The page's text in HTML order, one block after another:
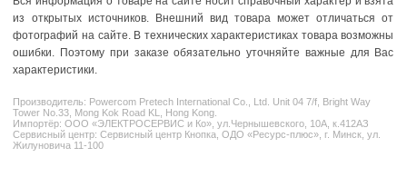
из открытых источников. Внешний вид товара может отличаться от
фотографий на сайте. В технических характеристиках товара возможны
ошибки. Поэтому при заказе обязательно уточняйте важные для Вас
характеристики.
Производитель: Powercom Pretech International Co., Ltd. Unit 04 7/f, Bright Way
Tower No.33, Mong Kok Road KL, Hong Kong.
Импортёр: ООО «ЭЛЕКТРОСЕРВИС и Ко», ул.Чернышевского, 10А, к.412АЗ
Сервисный центр: Сервисный центр Кнопка, ОДО «Ресурс-плюс», г. Минск, ул.
Жилуновича 11-100